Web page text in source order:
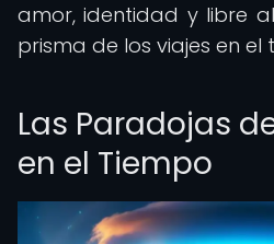
amor, identidad y libre
prisma de los viajes en el
Las Paradojas
en el Tiempo